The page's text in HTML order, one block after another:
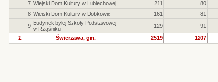
7 Wiejski Dom Kultury w Lubiechowej 211
80
8 Wiejski Dom Kultury w Dobkowie 161 81
9 Budynek byłej Szkoły Podstawowej
w Rząśniku
129 91
Σ Świerzawa, gm. 2519 1207